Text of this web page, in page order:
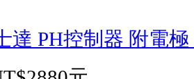
達 PH控制器 附電